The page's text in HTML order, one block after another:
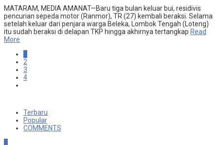
MATARAM, MEDIA AMANAT—Baru tiga bulan keluar bui, residivis
pencurian sepeda motor (Ranmor), TR (27) kembali beraksi. Selama
setelah keluar dari penjara warga Beleka, Lombok Tengah (Loteng)
itu sudah beraksi di delapan TKP hingga akhirnya tertangkap Read
More
2
3
4
Terbaru
Popular
COMMENTS